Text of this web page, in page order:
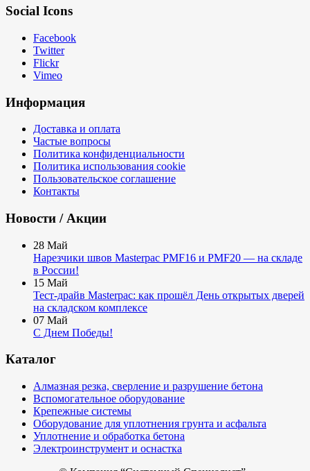
Social Icons
Facebook
Twitter
Flickr
Vimeo
Информация
Доставка и оплата
Частые вопросы
Политика конфиденциальности
Политика использования cookie
Пользовательское соглашение
Контакты
Новости / Акции
28 Май
Нарезчики швов Masterpac PMF16 и PMF20 — на складе
в России!
15 Май
Тест-драйв Masterpac: как прошёл День открытых дверей
на складском комплексе
07 Май
С Днем Победы!
Каталог
Алмазная резка, сверление и разрушение бетона
Вспомогательное оборудование
Крепежные системы
Оборудование для уплотнения грунта и асфальта
Уплотнение и обработка бетона
Электроинструмент и оснастка